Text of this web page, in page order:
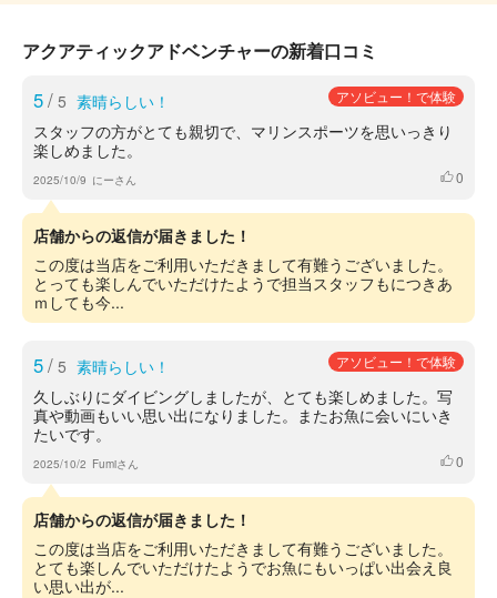
アクアティックアドベンチャーの新着口コミ
5/ 5 素晴らしい！ アソビュー！で体験
スタッフの方がとても親切で、マリンスポーツを思いっきり
楽しめました。
2025/10/9 にーさん いいね
0
店舗からの返信が届きました！
この度は当店をご利用いただきまして有難うございました。
とっても楽しんでいただけたようで担当スタッフもにつきあ
ｍしても今...
5/ 5 素晴らしい！ アソビュー！で体験
久しぶりにダイビングしましたが、とても楽しめました。写
真や動画もいい思い出になりました。またお魚に会いにいき
たいです。
2025/10/2 Fumiさん いいね
0
店舗からの返信が届きました！
この度は当店をご利用いただきまして有難うございました。
とても楽しんでいただけたようでお魚にもいっぱい出会え良
い思い出が...